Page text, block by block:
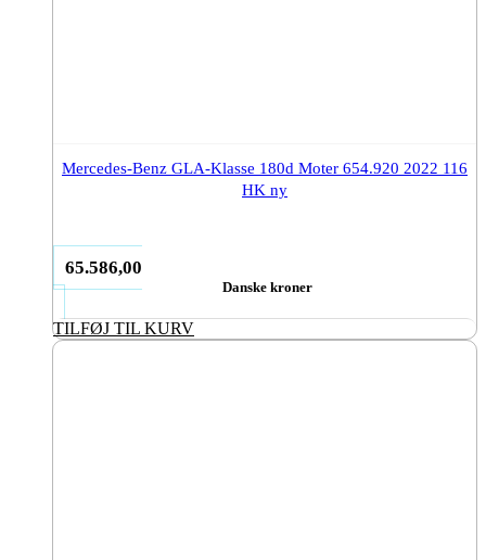
Mercedes-Benz GLA-Klasse 180d Moter 654.920 2022 116
HK ny
65.586,00
Danske kroner
TILFØJ TIL KURV